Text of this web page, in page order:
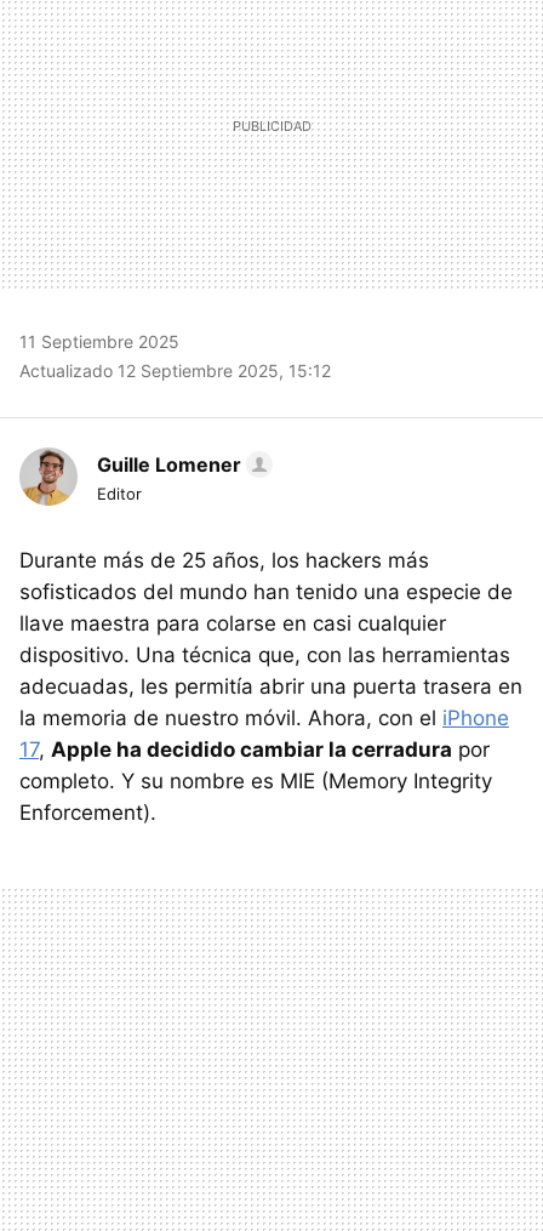
11 Septiembre 2025
Actualizado 12 Septiembre 2025, 15:12
Guille Lomener
Editor
Durante más de 25 años, los hackers más
sofisticados del mundo han tenido una especie de
llave maestra para colarse en casi cualquier
dispositivo. Una técnica que, con las herramientas
adecuadas, les permitía abrir una puerta trasera en
la memoria de nuestro móvil. Ahora, con el iPhone
17, Apple ha decidido cambiar la cerradura por
completo. Y su nombre es MIE (Memory Integrity
Enforcement).